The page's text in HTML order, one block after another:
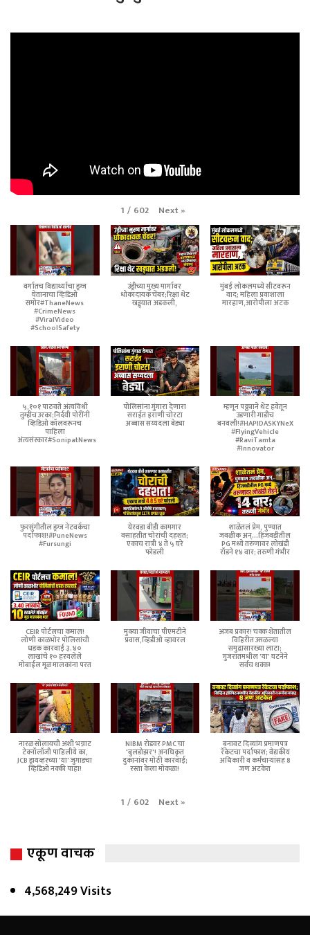
1 / 602 Next»
वर्गातच विद्यार्थ्याचा ड्रग्ज
घेतानाचा व्हिडिओ
समोर#ThaneNews
#CrimeNews
#ViralVideo
#SchoolSafety
उंड्रीच्या मुख्य मार्गावर
धोकादायक चेंबर;रिक्षा थेट
खड्ड्यात अडकली,
मुंबई लोकलमध्ये सीटवरून
वाद; महिला प्रवाशाला
मारहाण,आरोपीला अटक
५,१०१ पाठवते अंत्यविधी
तुम्हीच उरका;निर्दयी पोरींनी
व्हिडिओ कॉलवरूनच
पाहिला
अंत्यसंस्कार#SonipatNews
पोलिसांना गुंगारा देणारा
सराईत इराणी चोरटा
अब्बास सय्यदला बेड्या
म्हणून पठ्ठ्याने थेट हवेतून
उडणारी गाडीच
बनवली!#HAPIDASKYNeX
#FlyingVehicle
#RaviTamta
#Innovator
फुरसुंगीतील ड्रग्ज नेटवर्कचा
पर्दाफाश!#PuneNews
#Fursungi
येरवडा बीडी कामगार
वसाहतीत चोरांची दहशत;
एकाच रात्री ४ ते ५ घरे
फोडली
शाळेतलं प्रेम, पुण्यात
जवळीक अन्...हिंजवडीतील
PG मध्ये तरुणावर लोखंडी
रॉडने १४ वार; तरुणी गंभीर
CEIR पोर्टलचा कमाल!
लोणी काळभोर पोलिसांची
धडक कारवाई ३.४०
लाखांचे १० हरवलेले
मोबाईल मूळ मालकांना परत
मुक्या जीवाचा पीएमटीने
प्रवास,व्हिडीओ व्हायरल
अजब प्रकार! चक्क शेतातील
विहिरीत उसळल्या
समुद्रासारख्या लाटा;
गुजरातमधील 'या' घटनेने
सर्वच थक्क!
नारळ सोलायची अशी भन्नाट
टेक्नॉलॉजी पाहिलीये का,
JCB ड्रायव्हरच्या 'या' जुगाडचा
व्हिडिओ नक्की पाहा!
NIBM रोडवर PMC चा
'बुलडोझर'! अनधिकृत
दुकानांवर मोठी कारवाई;
रस्ता केला मोकळा!
बनावट दिव्यांग प्रमाणपत्र
रॅकेटचा पर्दाफाश; वैद्यकीय
अधिकारी व कर्मचाऱ्यांसह 8
जण अटकेत
1 / 602 Next»
एकूण वाचक
4,568,249 Visits